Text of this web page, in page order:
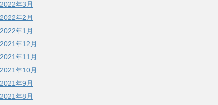
2022年3月
2022年2月
2022年1月
2021年12月
2021年11月
2021年10月
2021年9月
2021年8月